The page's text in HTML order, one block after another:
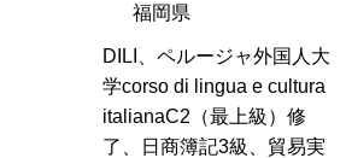
福岡県
DILI、ペルージャ外国人大
学corso di lingua e cultura
italianaC2（最上級）修
了、日商簿記3級、貿易実